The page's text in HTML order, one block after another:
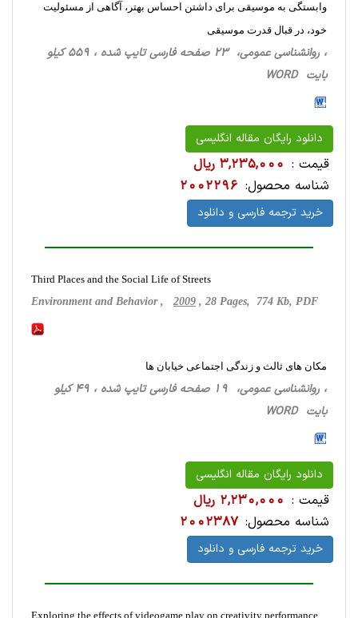
وابستگی به موسیقی برای داشتن احساس بهتر، آگاهی از مسئولیت
خود، در قبال قدرت موسیقی
، روانشناسی‌ عمومی، 23 صفحه فارسی تایپ شده ، 559 کیلو
بایت WORD
دانلود رایگان مقاله انگلیسی
قیمت : 3,235,000 ریال
شناسه محصول: 2002296
خرید ترجمه فارسی و دانلود
Third Places and the Social Life of Streets
Environment and Behavior , 2009 , 28 Pages, 774 Kb, PDF
مکان های ثالث و زندگی اجتماعی خیابان ها
، روانشناسی‌ عمومی، 19 صفحه فارسی تایپ شده ، 49 کیلو
بایت WORD
دانلود رایگان مقاله انگلیسی
قیمت : 2,230,000 ریال
شناسه محصول: 2002387
خرید ترجمه فارسی و دانلود
Exploring the effects of videogame play on creativity performance